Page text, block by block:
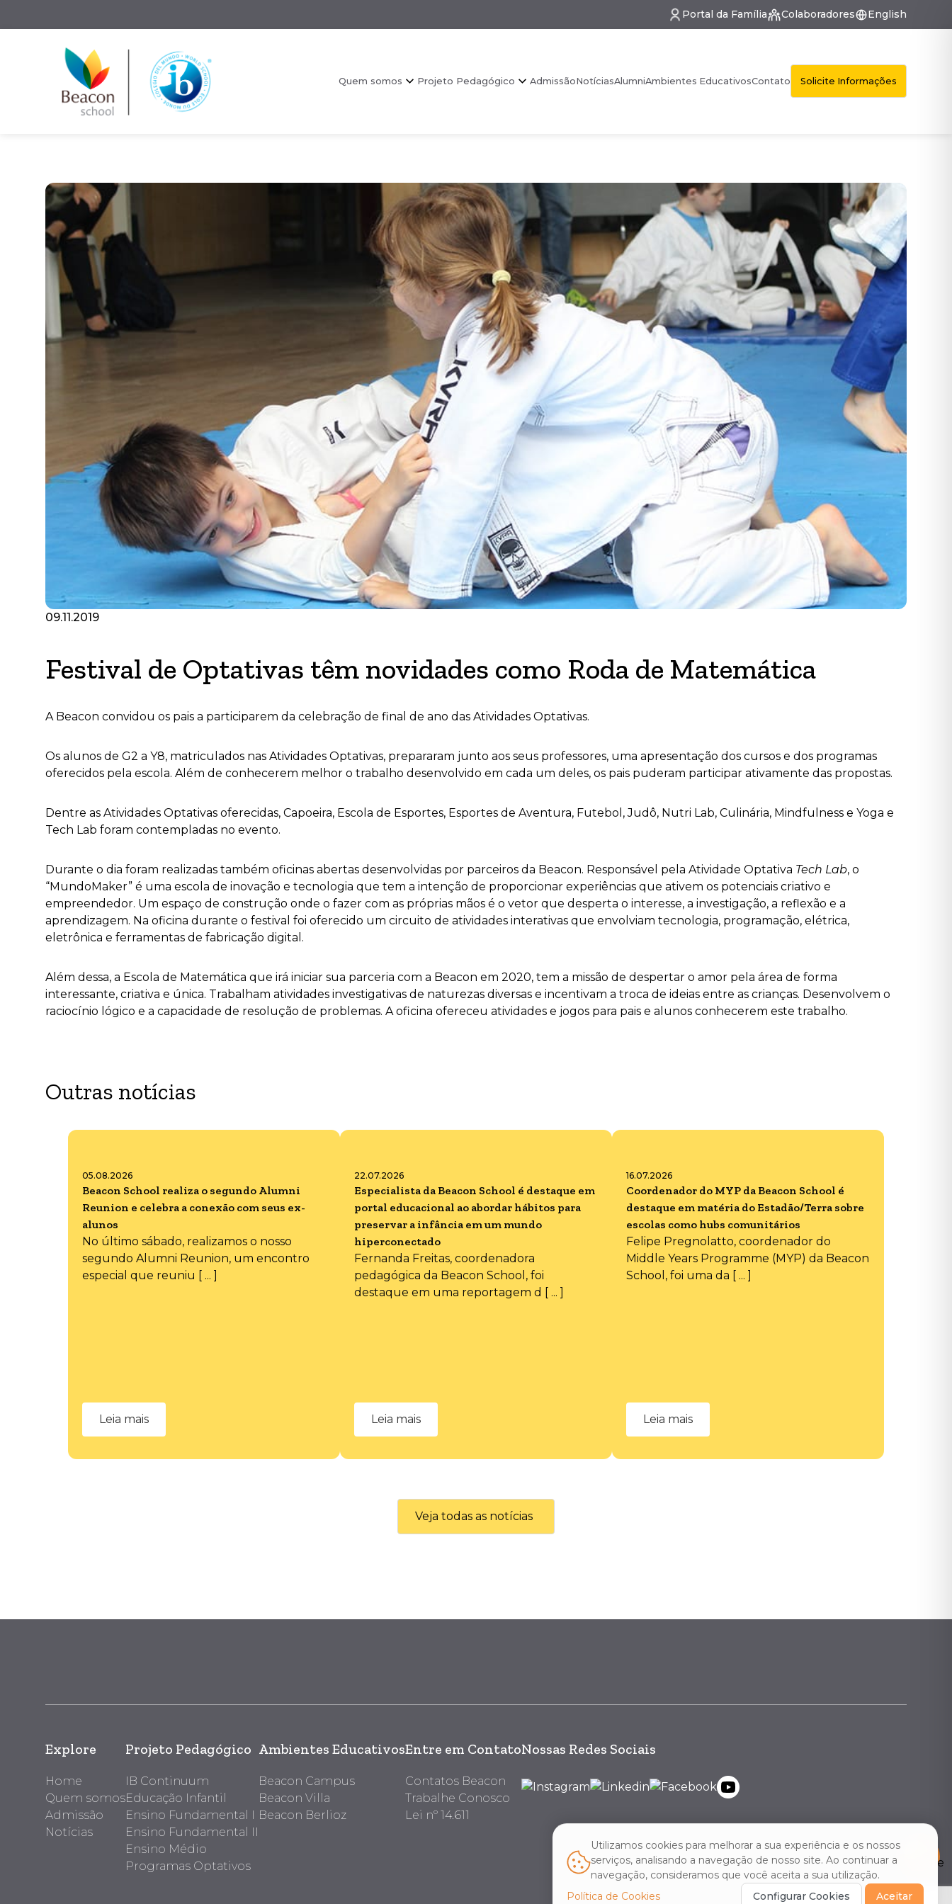
Portal da Família Colaboradores English
Quem somos Projeto Pedagógico AdmissãoNotíciasAlumniAmbientes EducativosContato Solicite Informações
Solicite Informações
09.11.2019
Festival de Optativas têm novidades como Roda de Matemática
A Beacon convidou os pais a participarem da celebração de final de ano das Atividades Optativas.
Os alunos de G2 a Y8, matriculados nas Atividades Optativas, prepararam junto aos seus professores, uma apresentação dos cursos e dos programas
oferecidos pela escola. Além de conhecerem melhor o trabalho desenvolvido em cada um deles, os pais puderam participar ativamente das propostas.
Dentre as Atividades Optativas oferecidas, Capoeira, Escola de Esportes, Esportes de Aventura, Futebol, Judô, Nutri Lab, Culinária, Mindfulness e Yoga e
Tech Lab foram contempladas no evento.
Durante o dia foram realizadas também oficinas abertas desenvolvidas por parceiros da Beacon. Responsável pela Atividade Optativa Tech Lab, o
“MundoMaker” é uma escola de inovação e tecnologia que tem a intenção de proporcionar experiências que ativem os potenciais criativo e
empreendedor. Um espaço de construção onde o fazer com as próprias mãos é o vetor que desperta o interesse, a investigação, a reflexão e a
aprendizagem. Na oficina durante o festival foi oferecido um circuito de atividades interativas que envolviam tecnologia, programação, elétrica,
eletrônica e ferramentas de fabricação digital.
Além dessa, a Escola de Matemática que irá iniciar sua parceria com a Beacon em 2020, tem a missão de despertar o amor pela área de forma
interessante, criativa e única. Trabalham atividades investigativas de naturezas diversas e incentivam a troca de ideias entre as crianças. Desenvolvem o
raciocínio lógico e a capacidade de resolução de problemas. A oficina ofereceu atividades e jogos para pais e alunos conhecerem este trabalho.
Outras notícias
05.08.2026
Beacon School realiza o segundo Alumni
Reunion e celebra a conexão com seus ex-
alunos
No último sábado, realizamos o nosso
segundo Alumni Reunion, um encontro
especial que reuniu [ ... ]
Leia mais
22.07.2026
Especialista da Beacon School é destaque em
portal educacional ao abordar hábitos para
preservar a infância em um mundo
hiperconectado
Fernanda Freitas, coordenadora
pedagógica da Beacon School, foi
destaque em uma reportagem d [ ... ]
Leia mais
16.07.2026
Coordenador do MYP da Beacon School é
destaque em matéria do Estadão/Terra sobre
escolas como hubs comunitários
Felipe Pregnolatto, coordenador do
Middle Years Programme (MYP) da Beacon
School, foi uma da [ ... ]
Leia mais
Veja todas as notícias
Explore
Home
Quem somos
Admissão
Notícias
Projeto Pedagógico
IB Continuum
Educação Infantil
Ensino Fundamental I
Ensino Fundamental II
Ensino Médio
Programas Optativos
Ambientes Educativos
Beacon Campus
Beacon Villa
Beacon Berlioz
Entre em Contato
Contatos Beacon
Trabalhe Conosco
Lei nº 14.611
Nossas Redes Sociais
Utilizamos cookies para melhorar a sua experiência e os nossos
serviços, analisando a navegação de nosso site. Ao continuar a
navegação, consideramos que você aceita a sua utilização.
Política de Cookies
Configurar Cookies Aceitar